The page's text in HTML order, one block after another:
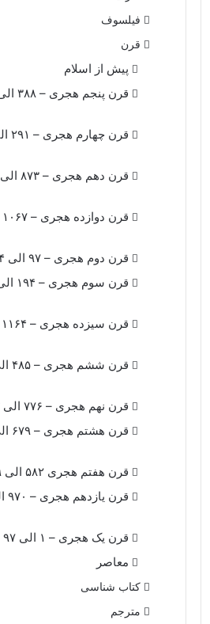
فیلسوف
قرن
پیش از اسلام
قرن پنجم هجری – ۳۸۸ الی ۴۸۵ شمسی
قرن چهارم هجری – ۲۹۱ الی ۳۸۸ شمسی
قرن دهم هجری – ۸۷۳ الی ۹۷۰ شمسی
قرن دوازده هجری – ۱۰۶۷ الی ۱۱۶۴ شمسی
قرن دوم هجری – ۹۷ الی ۱۹۴ شمسی
قرن سوم هجری – ۱۹۴ الی ۲۹۱ شمسی
قرن سیزده هجری – ۱۱۶۴ الی ۱۲۶۱ شمسی
قرن ششم هجری – ۴۸۵ الی ۵۸۲ شمسی
قرن نهم هجری – ۷۷۶ الی ۸۷۳ شمسی
قرن هشتم هجری – ۶۷۹ الی ۷۷۶ شمسی
قرن هفتم هجری ۵۸۲ الی ۶۷۹ شمسی
قرن یازدهم هجری – ۹۷۰ الی ۱۰۶۷ شمسی
قرن یک هجری – ۱ الی ۹۷ شمسی –
معاصر
کتاب شناسی
مترجم